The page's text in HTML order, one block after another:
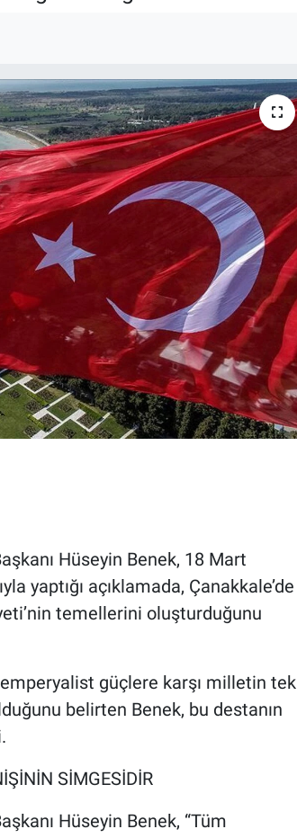
Hüseyin Benek, 18 Mart
yaptığı açıklamada, Çanakkale’de
temellerini oluşturduğunu
güçlere karşı milletin tek
belirten Benek, bu destanın
SİMGESİDİR
Hüseyin Benek, “Tüm